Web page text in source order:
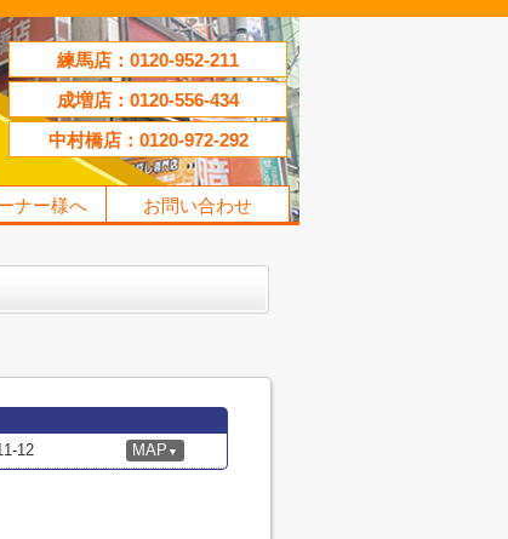
練馬店：0120-952-211
成増店：0120-556-434
中村橋店：0120-972-292
ナー様へ お問い合わせ
12 MAP ▼